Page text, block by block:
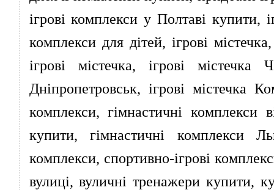
ігрові комплекси у Полтаві купити,
комплекси для дітей, ігрові
ігрові містечка, ігрові містечка
Дніпропетровськ, ігрові містечка
комплекси, гімнастичні комплекси
купити, гімнастичні комплекси
комплекси, спортивно-ігрові
вулиці, вуличні тренажери купити,